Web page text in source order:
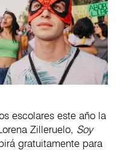
escolares este año la
Zilleruelo, Soy
gratuitamente para